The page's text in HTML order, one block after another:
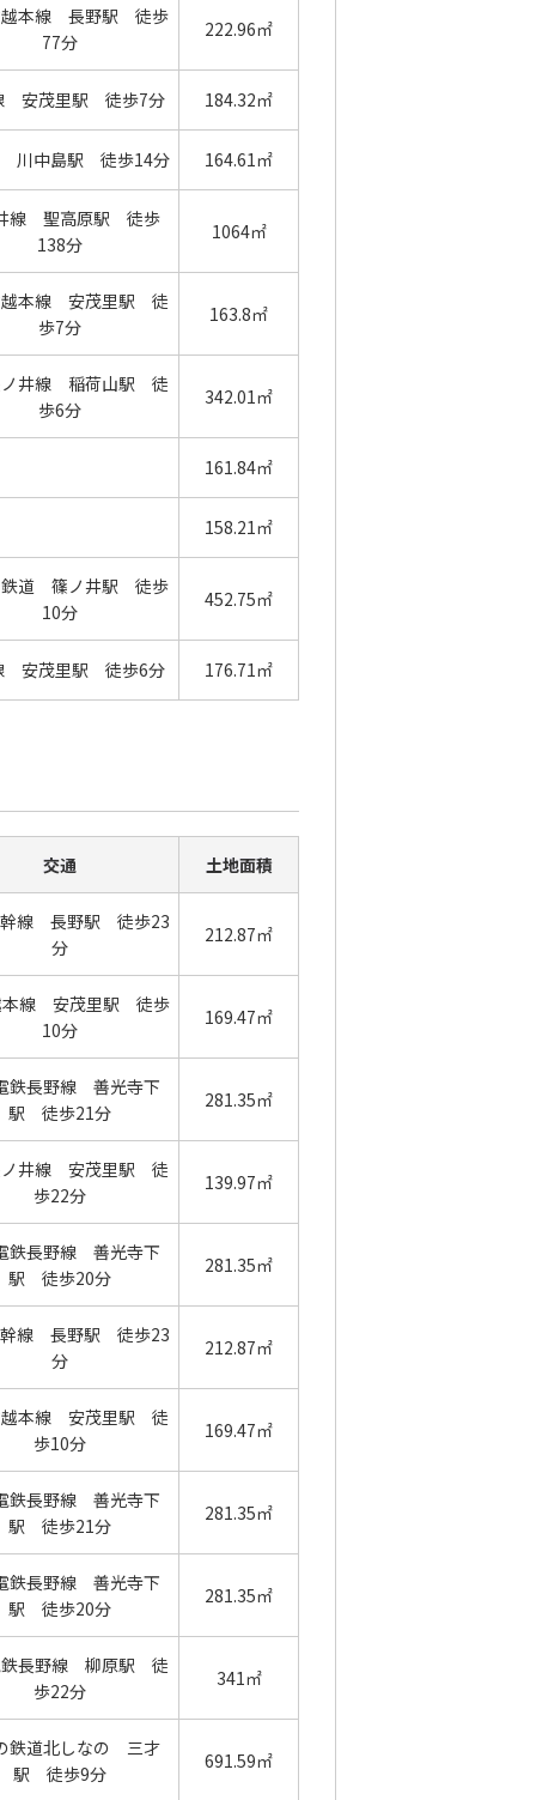
越本線 長野駅 徒歩
77分
222.96㎡
安茂里駅 徒歩7分 184.32㎡
川中島駅 徒歩14分 164.61㎡
線 聖高原駅 徒歩
138分
1064㎡
越本線 安茂里駅 徒
歩7分
163.8㎡
ノ井線 稲荷山駅 徒
歩6分
342.01㎡
161.84㎡
158.21㎡
鉄道 篠ノ井駅 徒歩
10分
452.75㎡
安茂里駅 徒歩6分 176.71㎡
交通 土地面積
幹線 長野駅 徒歩23
分
212.87㎡
本線 安茂里駅 徒歩
10分
169.47㎡
鉄長野線 善光寺下
駅 徒歩21分
281.35㎡
ノ井線 安茂里駅 徒
歩22分
139.97㎡
鉄長野線 善光寺下
駅 徒歩20分
281.35㎡
幹線 長野駅 徒歩23
分
212.87㎡
越本線 安茂里駅 徒
歩10分
169.47㎡
鉄長野線 善光寺下
駅 徒歩21分
281.35㎡
鉄長野線 善光寺下
駅 徒歩20分
281.35㎡
鉄長野線 柳原駅 徒
歩22分
341㎡
鉄道北しなの 三才
駅 徒歩9分
691.59㎡